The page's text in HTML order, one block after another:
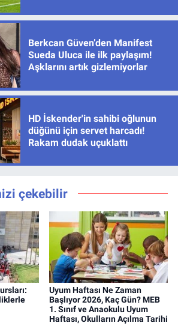
Berkcan Güven’den Manifest
Sueda Uluca ile ilk paylaşım!
Aşklarını artık gizlemiyorlar
HD İskender'in sahibi oğlunun
düğünü için servet harcadı!
Rakam dudak uçuklattı
çekebilir
Uyum Haftası Ne Zaman
Başlıyor 2026, Kaç Gün? MEB
1. Sınıf ve Anaokulu Uyum
Haftası, Okulların Açılma Tarihi